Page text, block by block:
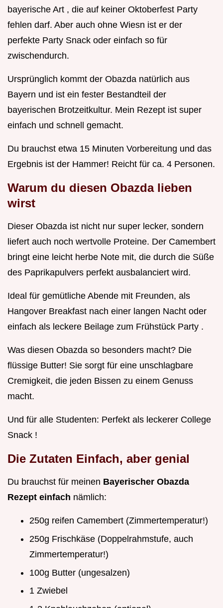
bayerische Art , die auf keiner Oktoberfest Party
fehlen darf. Aber auch ohne Wiesn ist er der
perfekte Party Snack oder einfach so für
zwischendurch.
Ursprünglich kommt der Obazda natürlich aus
Bayern und ist ein fester Bestandteil der
bayerischen Brotzeitkultur. Mein Rezept ist super
einfach und schnell gemacht.
Du brauchst etwa 15 Minuten Vorbereitung und das
Ergebnis ist der Hammer! Reicht für ca. 4 Personen.
Warum du diesen Obazda lieben
wirst
Dieser Obazda ist nicht nur super lecker, sondern
liefert auch noch wertvolle Proteine. Der Camembert
bringt eine leicht herbe Note mit, die durch die Süße
des Paprikapulvers perfekt ausbalanciert wird.
Ideal für gemütliche Abende mit Freunden, als
Hangover Breakfast nach einer langen Nacht oder
einfach als leckere Beilage zum Frühstück Party .
Was diesen Obazda so besonders macht? Die
flüssige Butter! Sie sorgt für eine unschlagbare
Cremigkeit, die jeden Bissen zu einem Genuss
macht.
Und für alle Studenten: Perfekt als leckerer College
Snack !
Die Zutaten Einfach, aber genial
Du brauchst für meinen Bayerischer Obazda
Rezept einfach nämlich:
250g reifen Camembert (Zimmertemperatur!)
250g Frischkäse (Doppelrahmstufe, auch
Zimmertemperatur!)
100g Butter (ungesalzen)
1 Zwiebel